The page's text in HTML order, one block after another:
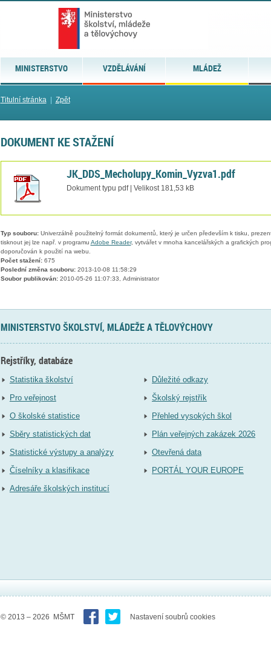
MINISTERSTVO VZDĚLÁVÁNÍ MLÁDEŽ
Titulní stránka| Zpět
DOKUMENT KE STAŽENÍ
JK_DDS_Mecholupy_Komin_Vyzva1.pdf
Dokument typu pdf | Velikost 181,53 kB
Typ souboru:Univerzálně použitelný formát dokumentů, který je určen především k tisku,
tisknout jej lze např. v programu Adobe Reader, vytvářet v mnoha kancelářských a grafických
doporučován k použití na webu.
Počet stažení:675
Poslední změna souboru:2013-10-08 11:58:29
Soubor publikován:2010-05-26 11:07:33, Administrator
MINISTERSTVO ŠKOLSTVÍ, MLÁDEŽE A TĚLOVÝCHOVY
Rejstříky, databáze
Statistika školství
Pro veřejnost
O školské statistice
Sběry statistických dat
Statistické výstupy a analýzy
Číselníky a klasifikace
Adresáře školských institucí
Důležité odkazy
Školský rejstřík
Přehled vysokých škol
Plán veřejných zakázek 2026
Otevřená data
PORTÁL YOUR EUROPE
© 2013 – 2026 MŠMT Nastavení soubrů cookies